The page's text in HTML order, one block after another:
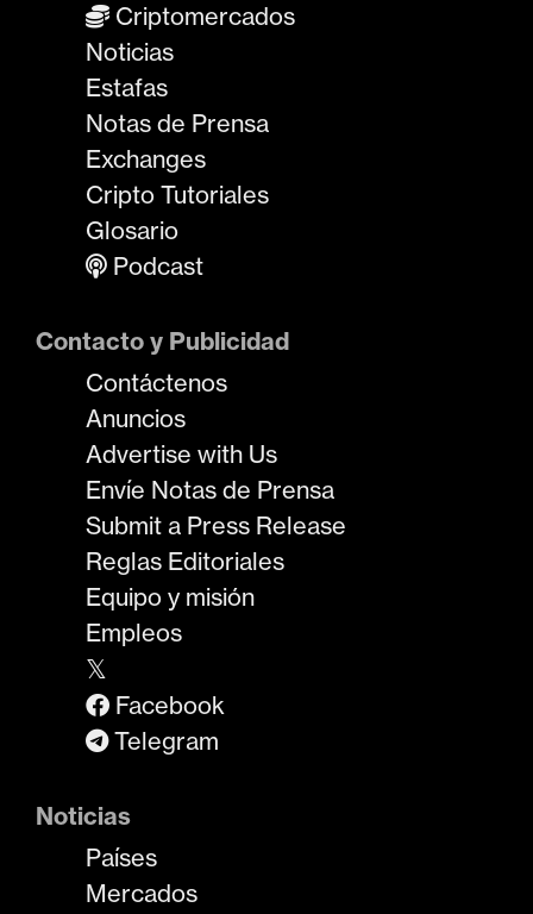
Criptomercados
Noticias
Estafas
Notas de Prensa
Exchanges
Cripto Tutoriales
Glosario
Podcast
Contacto y Publicidad
Contáctenos
Anuncios
Advertise with Us
Envíe Notas de Prensa
Submit a Press Release
Reglas Editoriales
Equipo y misión
Empleos
𝕏
Facebook
Telegram
Noticias
Países
Mercados